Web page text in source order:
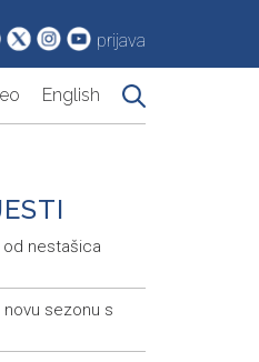
prijava
English
od nestašica
sezonu s